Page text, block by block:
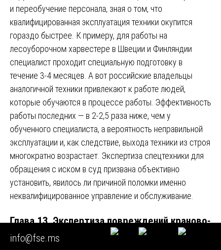
и переобучение персонала, зная о том, что
квалифицированная эксплуатация техники окупится
гораздо быстрее. К примеру, для работы на
лесоуборочном харвестере в Швеции и Финляндии
специалист проходит специальную подготовку в
течение 3-4 месяцев. А вот российские владельцы
аналогичной техники привлекают к работе людей,
которые обучаются в процессе работы. Эффективность
работы последних — в 2-2,5 раза ниже, чем у
обученного специалиста, а вероятность неправильной
эксплуатации и, как следствие, выхода техники из строя
многократно возрастает. Экспертиза спецтехники для
обращения с иском в суд призвана объективно
установить, явилось ли причиной поломки именно
неквалифицированное управление и обслуживание.
Глава 13. Экспертиза повреждений краново-
манипуляторных установок и поворотных
info@fse.ms